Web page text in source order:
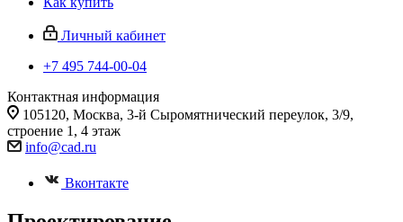
Личный кабинет
+7 495 744-00-04
Контактная информация
105120, Москва, 3-й Сыромятнический переулок, 3/9,
строение 1, 4 этаж
info@cad.ru
Вконтакте